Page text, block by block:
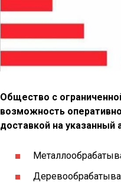
Общество с
возможность
доставкой на